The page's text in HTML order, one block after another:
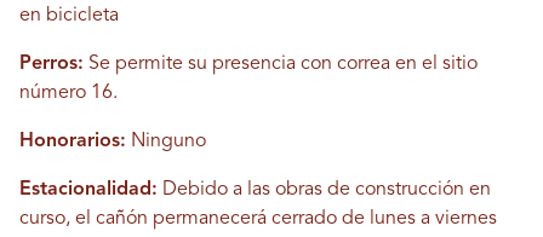
en bicicleta
Perros: Se permite su presencia con correa en el sitio
número 16.
Honorarios: Ninguno
Estacionalidad: Debido a las obras de construcción en
curso, el cañón permanecerá cerrado de lunes a viernes